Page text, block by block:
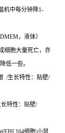
机中每分钟降1-
，液体）
细胞大量死亡，亦
低一些。
/生长特性：贴壁/
特性：贴壁/
164细胞\小鼠